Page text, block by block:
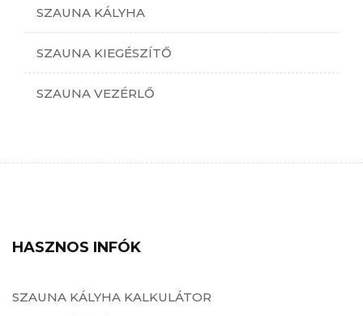
SZAUNA KÁLYHA
SZAUNA KIEGÉSZÍTŐ
SZAUNA VEZÉRLŐ
HASZNOS INFÓK
SZAUNA KÁLYHA KALKULÁTOR